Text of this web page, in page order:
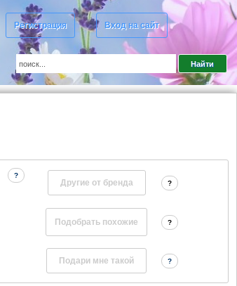
Регистрация Вход на сайт
?
Другие от бренда ?
?
?